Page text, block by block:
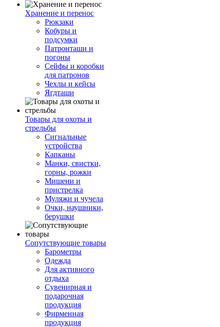
Хранение и перенос
Рюкзаки
Кобуры и
подсумки
Патронташи и
погоны
Сейфы и коробки
для патронов
Чехлы и кейсы
Ягдташи
Товары для охоты и
стрельбы
Сигнальные
устройства
Капканы
Манки, свистки,
горны, рожки
Мишени и
пристрелка
Муляжи и чучела
Очки, наушники,
берушки
Сопутствующие товары
Барометры
Одежда
Для активного
отдыха
Сувенирная и
подарочная
продукция
Фирменная
продукция